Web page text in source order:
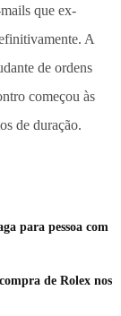
que ex-
A
de ordens
começou às
de duração.
para pessoa com
de Rolex nos